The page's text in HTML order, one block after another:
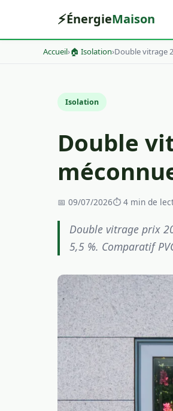
⚡ÉnergieMaison
Accueil›🏠 Isolation›Double vitrage
Isolation
Double
📅 09/07/2026⏱ 4 min de
Double vitrage prix
5,5 %. Comparatif